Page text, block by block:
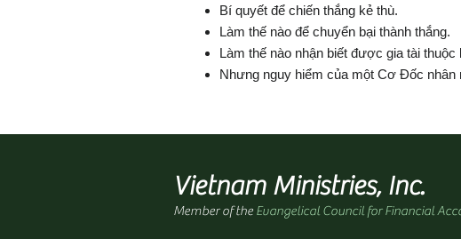
Bí quyết để chiến thắng kẻ thù.
Làm thế nào để chuyển bại thành thắng.
Làm thế nào nhận biết được gia tài thuộc
Nhưng nguy hiểm của một Cơ Đốc nhân
Vietnam Ministries, Inc.
Member of the Evangelical Council for Financial